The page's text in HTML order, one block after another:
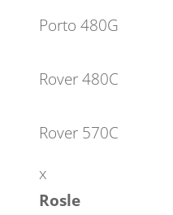
Porto 480G
Rover 480C
Rover 570C
x
Rosle